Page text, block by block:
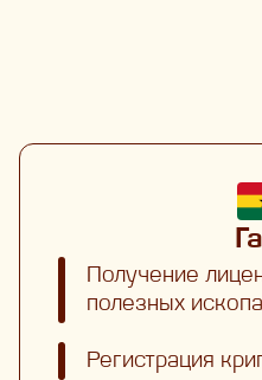
Получение
полезных
Регистрация